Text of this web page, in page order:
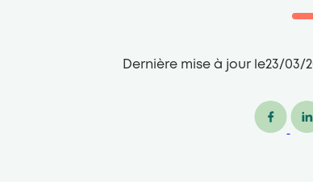
Dernière mise à jour le23/03/